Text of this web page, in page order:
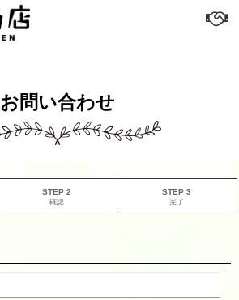
お問い合わせ
STEP 2
確認
STEP 3
完了